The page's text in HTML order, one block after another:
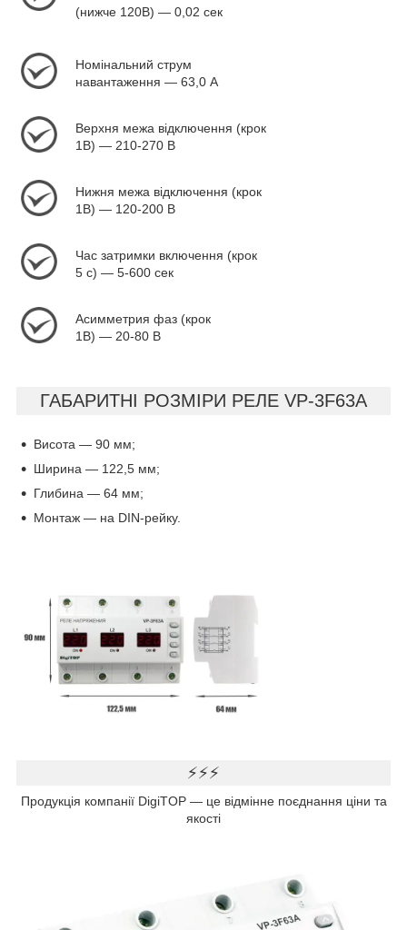
(нижче 120В) — 0,02 сек
Номінальний струм
навантаження — 63,0 А
Верхня межа відключення (крок
1В) — 210-270 В
Нижня межа відключення (крок
1В) — 120-200 В
Час затримки включення (крок
5 с) — 5-600 сек
Асимметрия фаз (крок
1В) — 20-80 В
ГАБАРИТНІ РОЗМІРИ РЕЛЕ VP-3F63A
Висота — 90 мм;
Ширина — 122,5 мм;
Глибина — 64 мм;
Монтаж — на DIN-рейку.
⚡⚡⚡
Продукція компанії DigiTOP — це відмінне поєднання ціни та
якості